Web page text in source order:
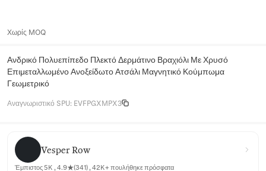
Χωρίς MOQ
Ανδρικό Πολυεπίπεδο Πλεκτό Δερμάτινο Βραχιόλι Με Χρυσό
Επιμεταλλωμένο Ανοξείδωτο Ατσάλι Μαγνητικό Κούμπωμα
Γεωμετρικό
Αναγνωριστικό SPU: EVFPGXMPX3
Vesper Row
Vesper Row
Έμπιστος 5K , 4.9★(341) , 42K+ πουλήθηκε πρόσφατα